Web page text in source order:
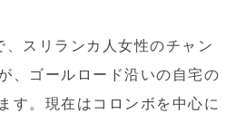
スリランカ人女性のチャン
、ゴールロード沿いの自宅の
す。現在はコロンボを中心に